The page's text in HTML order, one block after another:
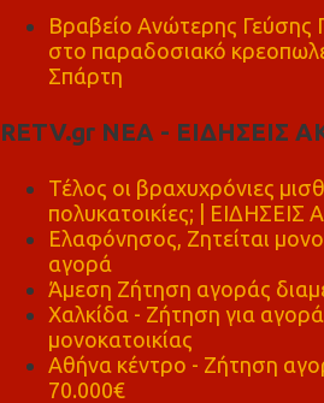
Βραβείο Ανώτερης
στο παραδοσιακό
Σπάρτη
RETV.gr ΝΕΑ - ΕΙΔΗΣΕΙΣ
Τέλος οι βραχυχρόνιες
πολυκατοικίες; |
Ελαφόνησος, Ζητείται
αγορά
Άμεση Ζήτηση αγοράς
Χαλκίδα - Ζήτηση για
μονοκατοικίας
Αθήνα κέντρο - Ζήτηση
70.000€